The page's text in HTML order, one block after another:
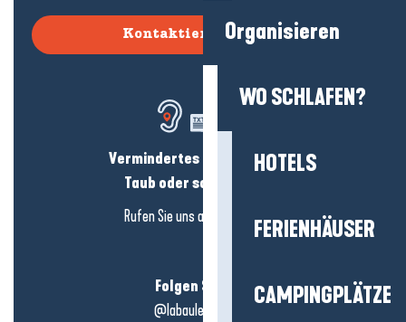
Organisieren
WO SCHLAFEN?
HOTELS
FERIENHÄUSER
CAMPINGPLÄTZE
Kontaktieren Sie uns
Vermindertes Hörvermögen?
Taub oder schwerhörig?
Rufen Sie uns an in
hier klicken
Folgen Sie uns!
@labauleguérande